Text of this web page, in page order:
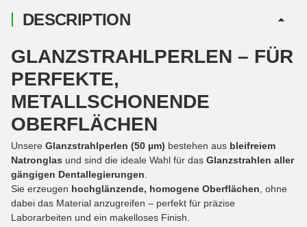
DESCRIPTION
GLANZSTRAHLPERLEN – FÜR
PERFEKTE,
METALLSCHONENDE
OBERFLÄCHEN
Unsere Glanzstrahlperlen (50 µm) bestehen aus bleifreiem
Natronglas und sind die ideale Wahl für das Glanzstrahlen aller
gängigen Dentallegierungen
Sie erzeugen hochglänzende, homogene Oberflächen , ohne
dabei das Material anzugreifen – perfekt für präzise
Laborarbeiten und ein makelloses Finish.